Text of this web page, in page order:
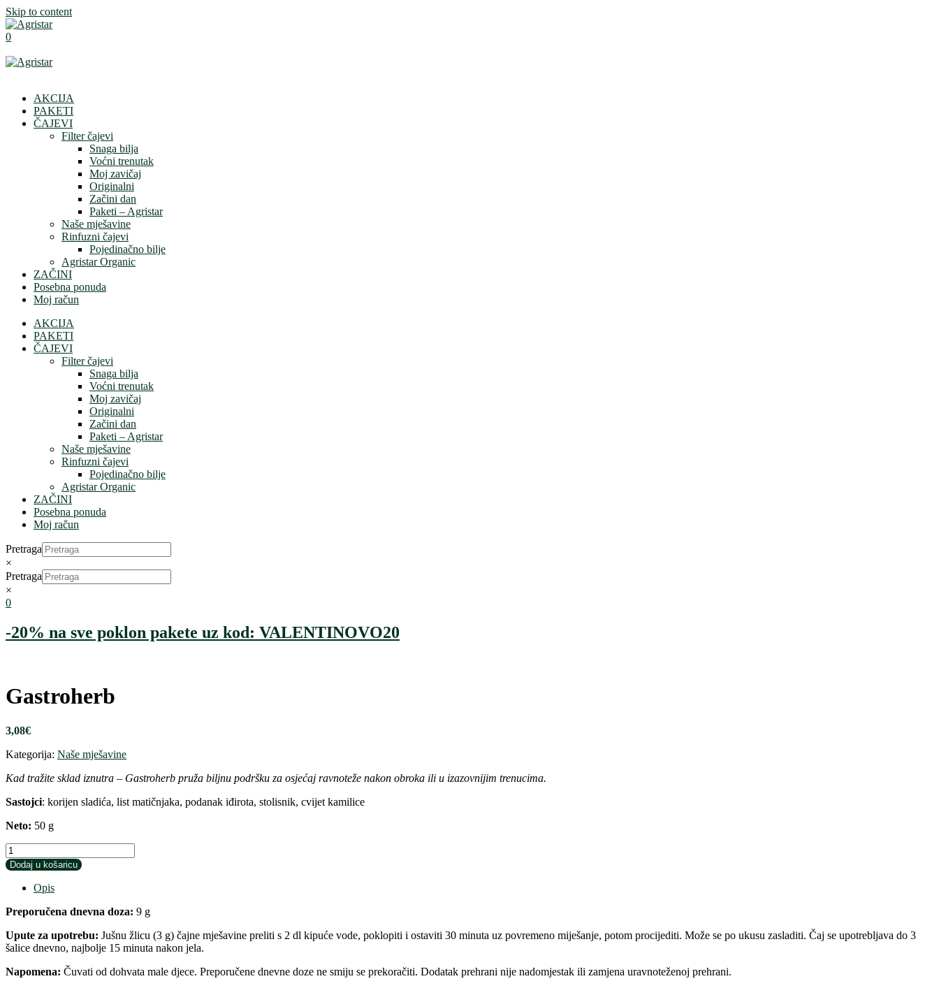
Skip to content
0
AKCIJA
PAKETI
ČAJEVI
Filter čajevi
Snaga bilja
Voćni trenutak
Moj zavičaj
Originalni
Začini dan
Paketi – Agristar
Naše mješavine
Rinfuzni čajevi
Pojedinačno bilje
Agristar Organic
ZAČINI
Posebna ponuda
Moj račun
AKCIJA
PAKETI
ČAJEVI
Filter čajevi
Snaga bilja
Voćni trenutak
Moj zavičaj
Originalni
Začini dan
Paketi – Agristar
Naše mješavine
Rinfuzni čajevi
Pojedinačno bilje
Agristar Organic
ZAČINI
Posebna ponuda
Moj račun
Pretraga
×
Pretraga
×
0
-20% na sve poklon pakete uz kod: VALENTINOVO20
Gastroherb
3,08€
Kategorija: Naše mješavine
Kad tražite sklad iznutra – Gastroherb pruža biljnu podršku za osjećaj ravnoteže nakon obroka ili u izazovnijim trenucima.
Sastojci: korijen sladića, list matičnjaka, podanak iđirota, stolisnik, cvijet kamilice
Neto: 50 g
Gastroherb
količina
Dodaj u košaricu
Opis
Preporučena dnevna doza: 9 g
Upute za upotrebu: Jušnu žlicu (3 g) čajne mješavine preliti s 2 dl kipuće vode, poklopiti i ostaviti 30 minuta uz povremeno miješanje, potom procijediti. Može se po ukusu zasladiti. Čaj se upotrebljava do 3
šalice dnevno, najbolje 15 minuta nakon jela.
Napomena: Čuvati od dohvata male djece. Preporučene dnevne doze ne smiju se prekoračiti. Dodatak prehrani nije nadomjestak ili zamjena uravnoteženoj prehrani.